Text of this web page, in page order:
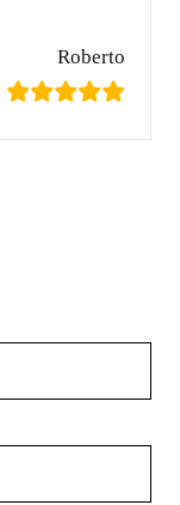
Roberto